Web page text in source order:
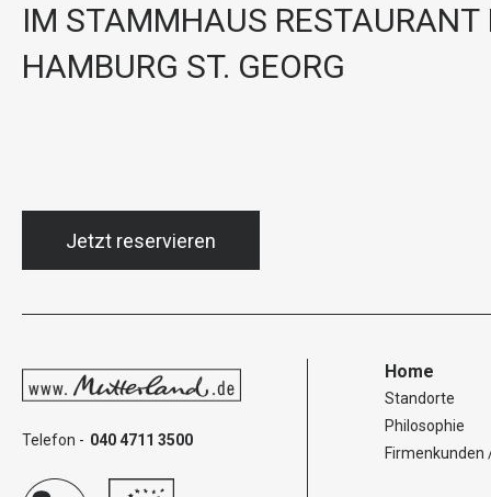
IM STAMMHAUS RESTAURANT
HAMBURG ST. GEORG
Jetzt reservieren
Telefon - 040 4711 3500
Home
Standorte
Philosophie
Firmenkunden